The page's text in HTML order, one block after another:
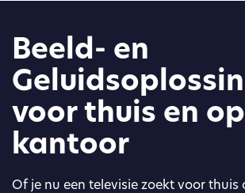
Beeld- en
voor thuis en op
kantoor
Of je nu een televisie zoekt voor thuis